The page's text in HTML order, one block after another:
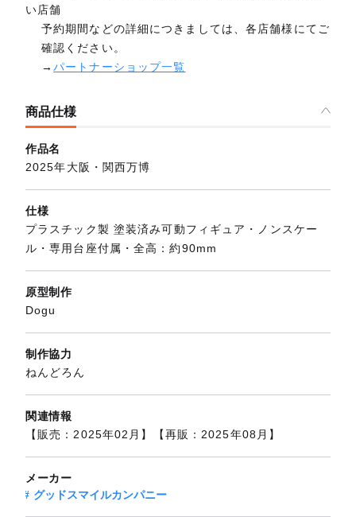
い店舗
予約期間などの詳細につきましては、各店舗様にてご
確認ください。
→パートナーショップ一覧
商品仕様
作品名
2025年大阪・関西万博
仕様
プラスチック製 塗装済み可動フィギュア・ノンスケー
ル・専用台座付属・全高：約90mm
原型制作
Dogu
制作協力
ねんどろん
関連情報
【販売：2025年02月】【再販：2025年08月】
メーカー
グッドスマイルカンパニー